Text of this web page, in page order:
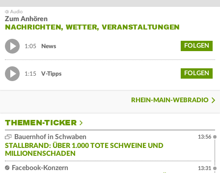
Zum Anhören
NACHRICHTEN, WETTER, VERANSTALTUNGEN
1:05 News FOLGEN
1:15 V-Tipps FOLGEN
RHEIN-MAIN-WEBRADIO
THEMEN-TICKER
Bauernhof in Schwaben
STALLBRAND: ÜBER 1.000 TOTE SCHWEINE UND
MILLIONENSCHADEN
13:56
Facebook-Konzern
13:31